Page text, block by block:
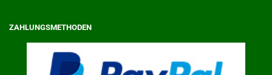
ZAHLUNGSMETHODEN